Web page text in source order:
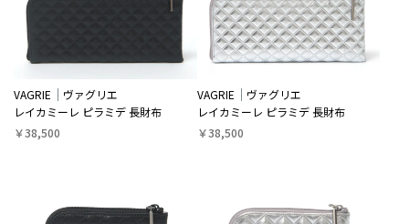
VAGRIE
ヴァグリエ
レイカミーレ ピラミデ 長財布
￥38,500
VAGRIE
ヴァグリエ
レイカミーレ ピラミデ 長財布
￥38,500